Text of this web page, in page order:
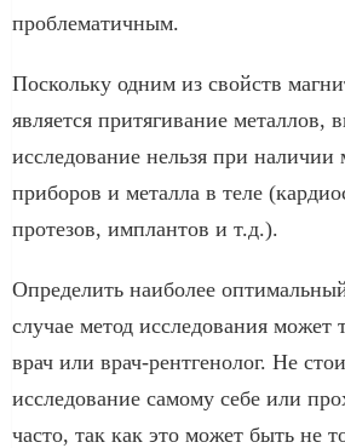
проблематичным.
Поскольку одним из свойств
является притягивание металлов,
исследование нельзя при
приборов и металла в теле
протезов, имплантов и т.д.).
Определить наиболее
случае метод исследования может
врач или врач-рентгенолог. Не
исследование самому себе или
часто, так как это может быть не